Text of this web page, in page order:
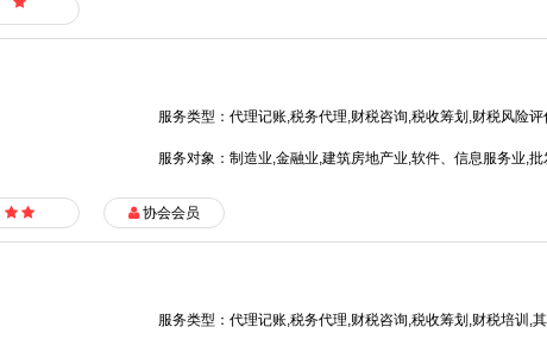
服务类型：代理记账,税务代理,财税咨询,税收筹划,财税风险
服务对象：制造业,金融业,建筑房地产业,软件、信息服务业,
源,运输与物流,中小企业,媒体和娱乐,政府及公共事业,其他企业
协会会员
服务类型：代理记账,税务代理,财税咨询,税收筹划,财税培训,